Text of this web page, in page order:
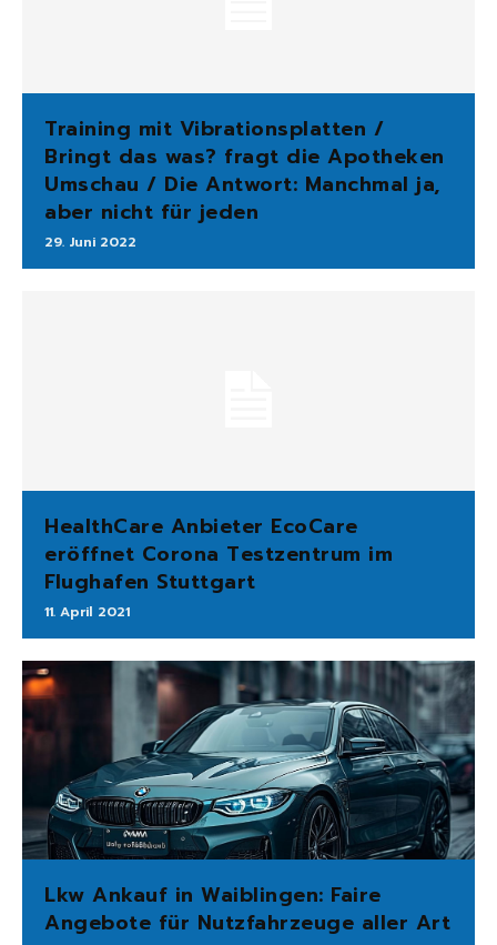
Training mit Vibrationsplatten /
Bringt das was? fragt die Apotheken
Umschau / Die Antwort: Manchmal ja,
aber nicht für jeden
29. Juni 2022
HealthCare Anbieter EcoCare
eröffnet Corona Testzentrum im
Flughafen Stuttgart
11. April 2021
Lkw Ankauf in Waiblingen: Faire
Angebote für Nutzfahrzeuge aller Art